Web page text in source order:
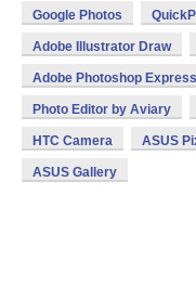
Google Photos
Adobe Illustrator Draw
Adobe Photoshop Express
Photo Editor by Aviary
HTC Camera ASUS
ASUS Gallery